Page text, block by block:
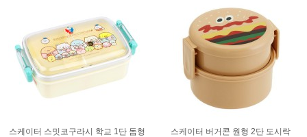
스케이터 스밋코구라시 학교 1단 돔형
스케이터 버거콘 원형 2단 도시락